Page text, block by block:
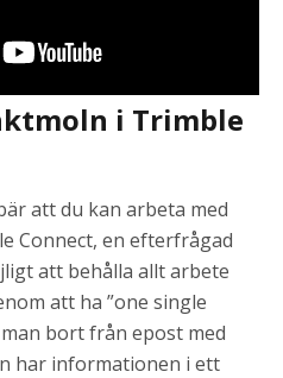
i Trimble
att du kan arbeta med
Connect, en efterfrågad
att behålla allt arbete
att ha ”one single
bort från epost med
har informationen i ett